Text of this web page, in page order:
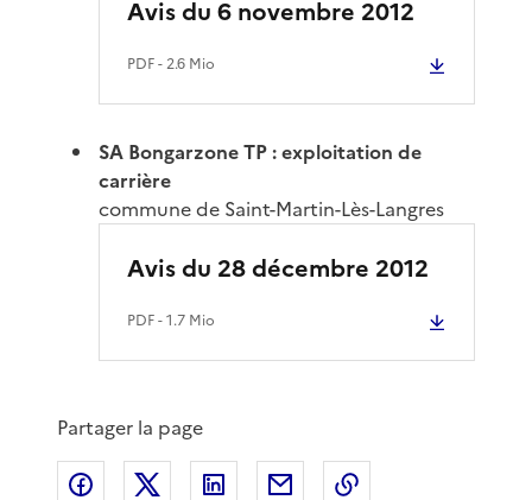
Avis du 6 novembre 2012
PDF- 2.6 Mio
SA Bongarzone TP : exploitation de
carrière
commune de Saint-Martin-Lès-Langres
Avis du 28 décembre 2012
PDF- 1.7 Mio
Partager la page
Partager sur Facebook
Partager sur XPartager sur LinkedIn
Partager par email